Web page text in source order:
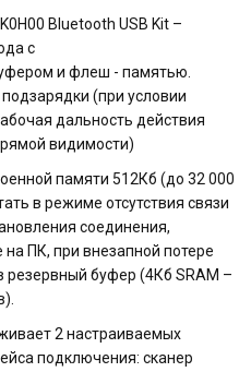
Bluetooth USB Kit –
с
и флеш - памятью.
(при условии
дальность действия
видимости)
памяти 512Кб (до 32 000
в режиме отсутствия связи
соединения,
ПК, при внезапной потере
резервный буфер (4Кб SRAM –
2 настраиваемых
подключения: сканер